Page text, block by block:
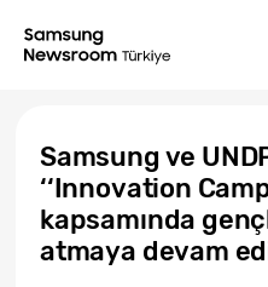
Samsung ve
‘‘Innovation
kapsamında
atmaya devam